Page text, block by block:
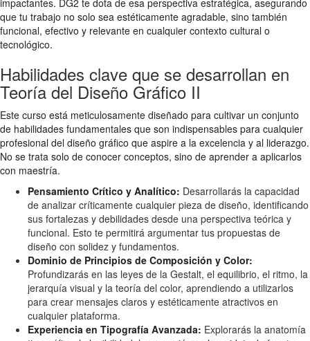
que tu trabajo no solo sea estéticamente agradable, sino también
funcional, efectivo y relevante en cualquier contexto cultural o
tecnológico.
Habilidades clave que se desarrollan en
Teoría del Diseño Gráfico II
Este curso está meticulosamente diseñado para cultivar un conjunto
de habilidades fundamentales que son indispensables para cualquier
profesional del diseño gráfico que aspire a la excelencia y al liderazgo.
No se trata solo de conocer conceptos, sino de aprender a aplicarlos
con maestría.
Pensamiento Crítico y Analítico: Desarrollarás la capacidad
de analizar críticamente cualquier pieza de diseño, identificando
sus fortalezas y debilidades desde una perspectiva teórica y
funcional. Esto te permitirá argumentar tus propuestas de
diseño con solidez y fundamentos.
Dominio de Principios de Composición y Color:
Profundizarás en las leyes de la Gestalt, el equilibrio, el ritmo, la
jerarquía visual y la teoría del color, aprendiendo a utilizarlos
para crear mensajes claros y estéticamente atractivos en
cualquier plataforma.
Experiencia en Tipografía Avanzada: Explorarás la anatomía